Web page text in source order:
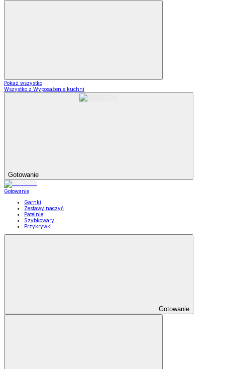
Pokaż wszystko
Wszystko z Wyposażenie kuchni
Gotowanie
Gotowanie
Garnki
Zestawy naczyń
Patelnie
Szybkowary
Przykrywki
Gotowanie